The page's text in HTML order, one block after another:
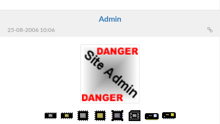
Admin
25-08-2006 10:06